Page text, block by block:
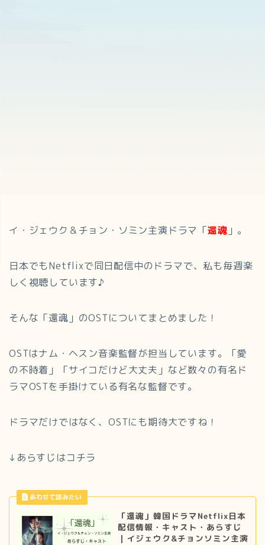
イ・ジェウク＆チョン・ソミン主演ドラマ「還魂 」。
日本でもNetflixで同日配信中のドラマで、私も毎週楽
しく視聴しています♪
そんな「還魂」のOSTについてまとめました！
OSTはナム・ヘスン音楽監督が担当しています。「愛
の不時着」「サイコだけど大丈夫」など数々の有名ド
ラマOSTを手掛けている有名な監督です。
ドラマだけではなく、OSTにも期待大ですね！
↓あらすじはコチラ
「還魂」韓国ドラマNetflix日本
配信情報・キャスト・あらすじ
｜イジェウク&チョンソミン主演